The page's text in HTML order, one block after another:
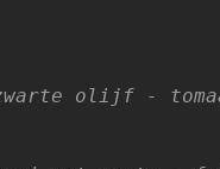
olijf -